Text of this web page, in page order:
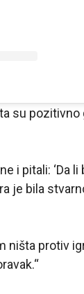
su
i pitali: ‘Da
je bila
ništa protiv